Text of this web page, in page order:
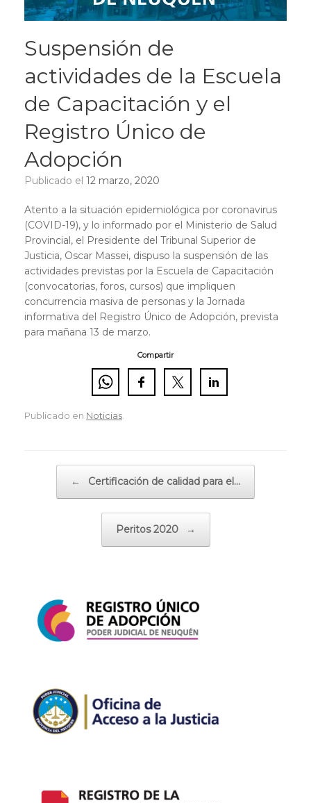
Suspensión de
actividades de la Escuela
de Capacitación y el
Registro Único de
Adopción
Publicado el 12 marzo, 2020
Atento a la situación epidemiológica por coronavirus
(COVID-19), y lo informado por el Ministerio de Salud
Provincial, el Presidente del Tribunal Superior de
Justicia, Oscar Massei, dispuso la suspensión de las
actividades previstas por la Escuela de Capacitación
(convocatorias, foros, cursos) que impliquen
concurrencia masiva de personas y la Jornada
informativa del Registro Único de Adopción, prevista
para mañana 13 de marzo.
Compartir
Publicado en Noticias
← Certificación de calidad para el…
Peritos 2020 →